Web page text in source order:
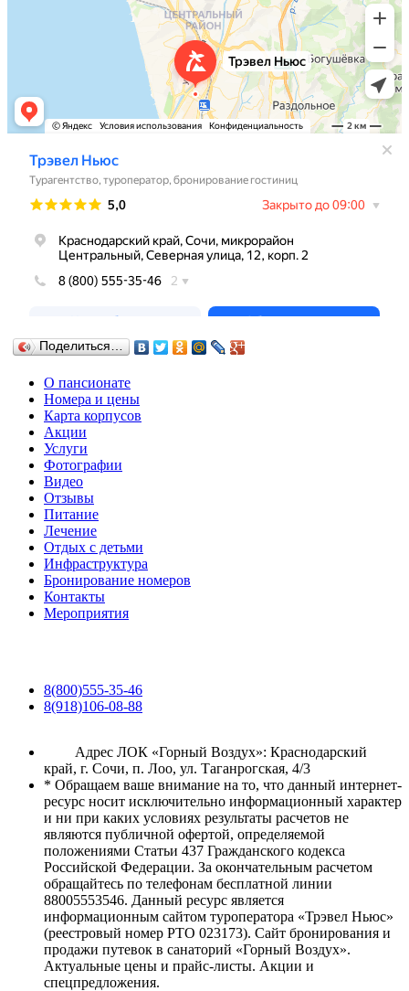
Поделиться…
О пансионате
Номера и цены
Карта корпусов
Акции
Услуги
Фотографии
Видео
Отзывы
Питание
Лечение
Отдых с детьми
Инфраструктура
Бронирование номеров
Контакты
Мероприятия
8(800)555-35-46
8(918)106-08-88
Адрес ЛОК «Горный Воздух»: Краснодарский
край, г. Сочи, п. Лоо, ул. Таганрогская, 4/3
* Обращаем ваше внимание на то, что данный интернет-
ресурс носит исключительно информационный характер
и ни при каких условиях результаты расчетов не
являются публичной офертой, определяемой
положениями Статьи 437 Гражданского кодекса
Российской Федерации. За окончательным расчетом
обращайтесь по телефонам бесплатной линии
88005553546. Данный ресурс является
информационным сайтом туроператора «Трэвел Ньюс»
(реестровый номер РТО 023173). Сайт бронирования и
продажи путевок в санаторий «Горный Воздух».
Актуальные цены и прайс-листы. Акции и
спецпредложения.